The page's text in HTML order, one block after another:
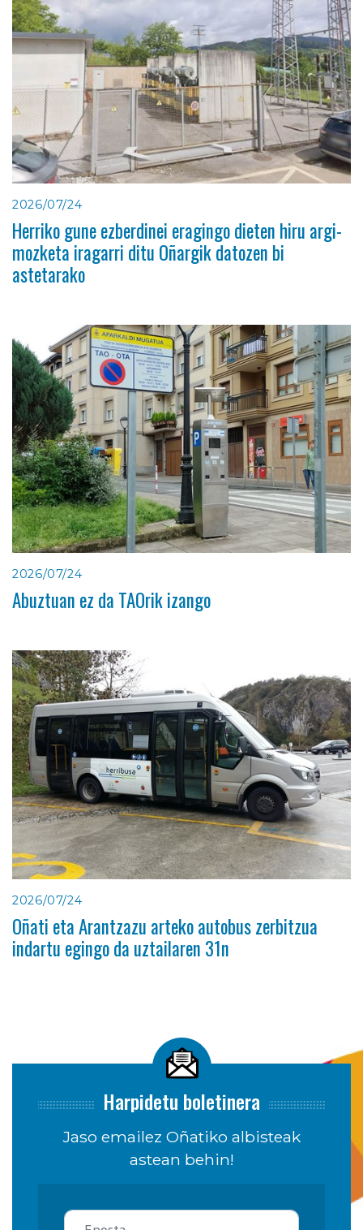
2026/07/24
Herriko gune ezberdinei eragingo dieten hiru argi-
mozketa iragarri ditu Oñargik datozen bi
astetarako
2026/07/24
Abuztuan ez da TAOrik izango
2026/07/24
Oñati eta Arantzazu arteko autobus zerbitzua
indartu egingo da uztailaren 31n
Harpidetu boletinera
Jaso emailez Oñatiko albisteak
astean behin!